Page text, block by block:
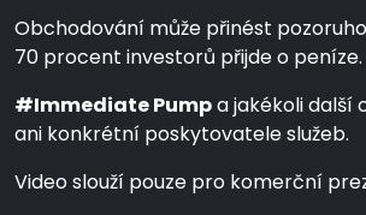
Obchodování může přinést
70 procent investorů přijde o peníze.
#Immediate Pumpa jakékoli další
ani konkrétní poskytovatele služeb.
Video slouží pouze pro komerční